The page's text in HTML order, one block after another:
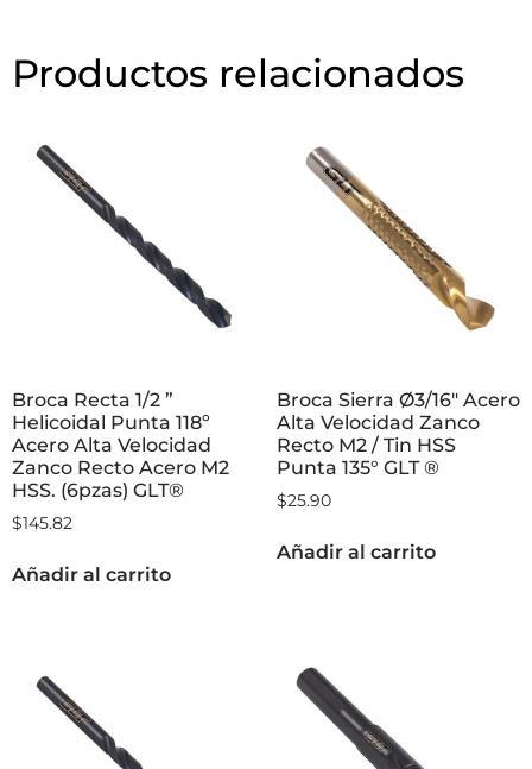
Productos relacionados
Broca Recta 1/2 ”
Helicoidal Punta 118º
Acero Alta Velocidad
Zanco Recto Acero M2
HSS. (6pzas) GLT®
$145.82
Añadir al carrito
Broca Sierra Ø3/16″ Acero
Alta Velocidad Zanco
Recto M2 / Tin HSS
Punta 135° GLT ®
$25.90
Añadir al carrito